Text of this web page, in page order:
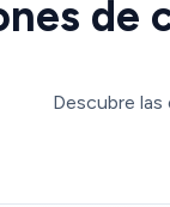
de
Descubre